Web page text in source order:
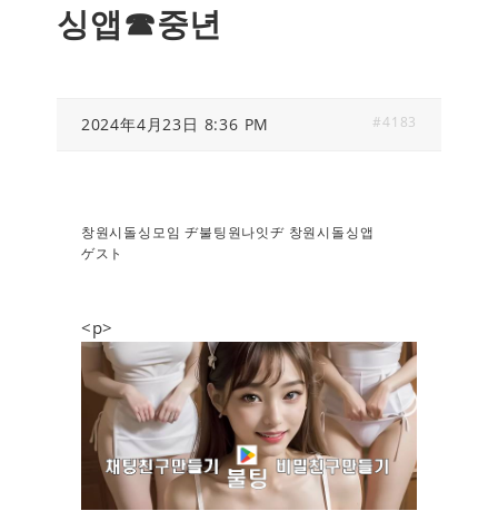
싱앱☎중년
2024年4月23日 8:36 PM #4183
창원시돌싱모임 ヂ불팅원나잇ヂ 창원시돌싱앱
ゲスト
<p>